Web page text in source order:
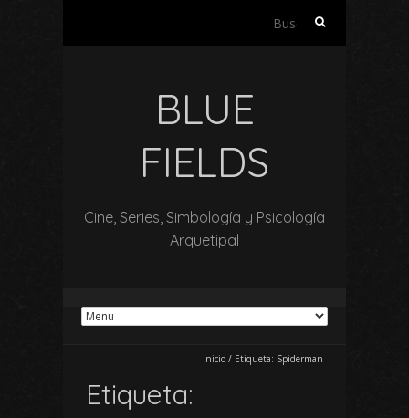
Buscar:
BLUE
FIELDS
Cine, Series, Simbología y Psicología
Arquetipal
Inicio / Etiqueta: Spiderman
Etiqueta: